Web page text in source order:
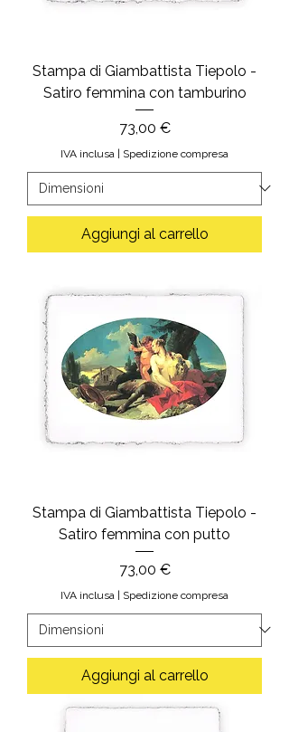
Stampa di Giambattista Tiepolo -
Satiro femmina con tamburino
Prezzo
73,00 €
IVA inclusa | Spedizione compresa
Aggiungi al carrello
Stampa di Giambattista Tiepolo -
Satiro femmina con putto
Prezzo
73,00 €
IVA inclusa | Spedizione compresa
Aggiungi al carrello